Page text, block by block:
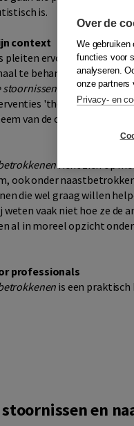
is.
context
pleiten ervoor om de
te behandelen,
stoornissen en
'the best of both
van de omgeving en zijn
richt zich op
ook onder
die wel graag willen
vaak niet hoe ze de
al in moreel opzicht
professionals
is een praktisch
en
Over de
We gebruiken
functies voor
analyseren.
onze partners
Privacy- en